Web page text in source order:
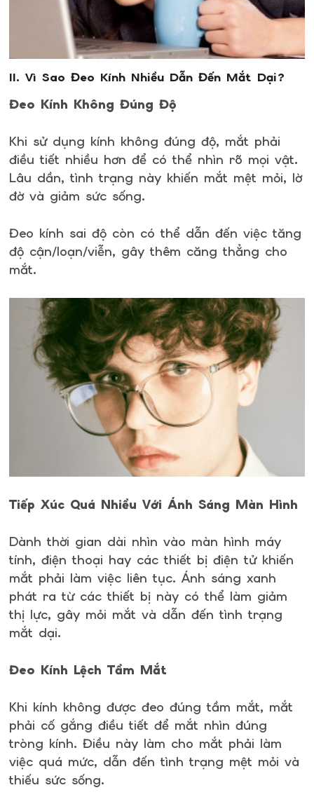
II. Vì Sao Đeo Kính Nhiều Dẫn Đến Mắt Dại?
Đeo Kính Không Đúng Độ
Khi sử dụng kính không đúng độ, mắt phải
điều tiết nhiều hơn để có thể nhìn rõ mọi vật.
Lâu dần, tình trạng này khiến mắt mệt mỏi, lờ
đờ và giảm sức sống.
Đeo kính sai độ còn có thể dẫn đến việc tăng
độ cận/loạn/viễn, gây thêm căng thẳng cho
mắt.
Tiếp Xúc Quá Nhiều Với Ánh Sáng Màn Hình
Dành thời gian dài nhìn vào màn hình máy
tính, điện thoại hay các thiết bị điện tử khiến
mắt phải làm việc liên tục. Ánh sáng xanh
phát ra từ các thiết bị này có thể làm giảm
thị lực, gây mỏi mắt và dẫn đến tình trạng
mắt dại.
Đeo Kính Lệch Tầm Mắt
Khi kính không được đeo đúng tầm mắt, mắt
phải cố gắng điều tiết để mắt nhìn đúng
tròng kính. Điều này làm cho mắt phải làm
việc quá mức, dẫn đến tình trạng mệt mỏi và
thiếu sức sống.